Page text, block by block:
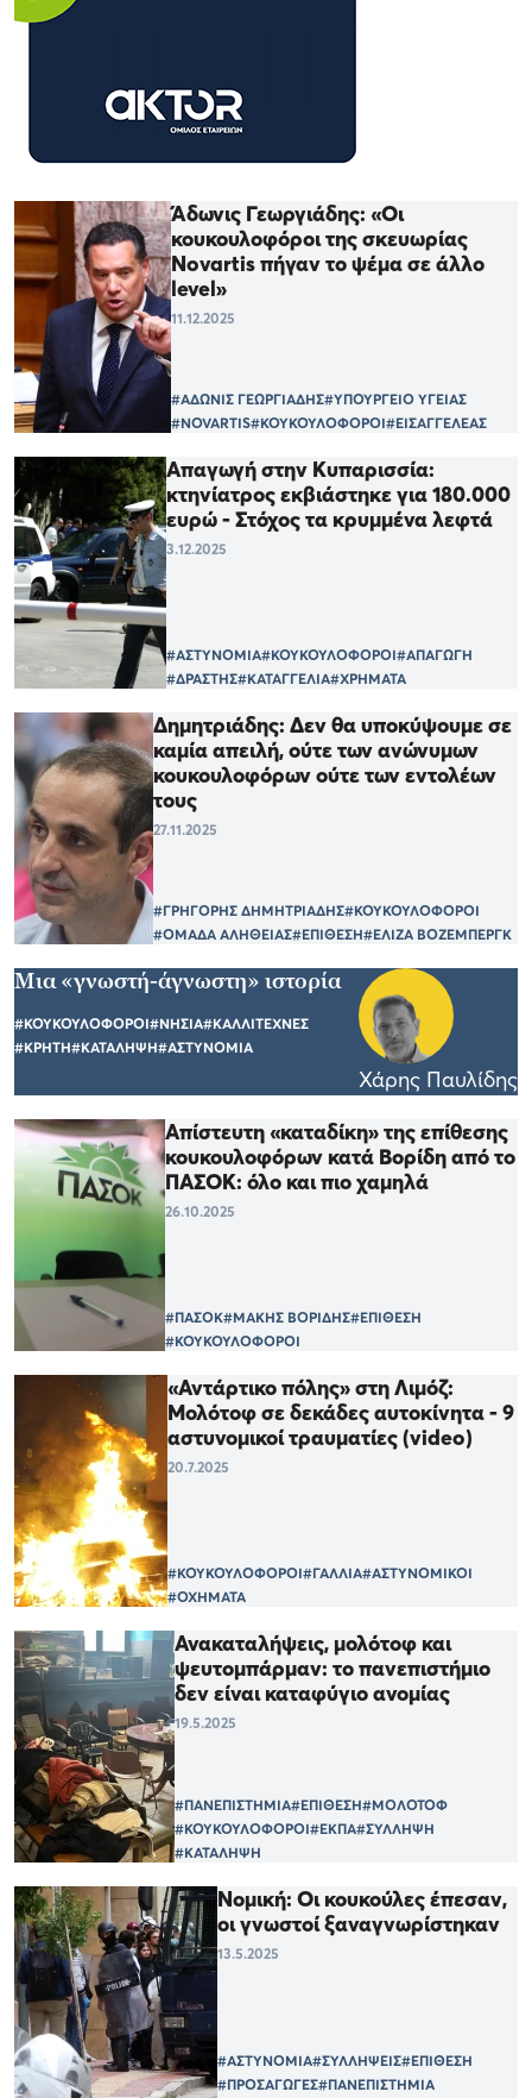
Άδωνις Γεωργιάδης: «Οι
κουκουλοφόροι της σκευωρίας
Novartis πήγαν το ψέμα σε άλλο
level»
11.12.2025
#ΑΔΩΝΙΣ ΓΕΩΡΓΙΑΔΗΣ#ΥΠΟΥΡΓΕΙΟ ΥΓΕΙΑΣ
#NOVARTIS#ΚΟΥΚΟΥΛΟΦΟΡΟΙ#ΕΙΣΑΓΓΕΛΕΑΣ
Απαγωγή στην Κυπαρισσία:
κτηνίατρος εκβιάστηκε για 180.000
ευρώ - Στόχος τα κρυμμένα λεφτά
3.12.2025
#ΑΣΤΥΝΟΜΙΑ#ΚΟΥΚΟΥΛΟΦΟΡΟΙ#ΑΠΑΓΩΓΗ
#ΔΡΑΣΤΗΣ#ΚΑΤΑΓΓΕΛΙΑ#ΧΡΗΜΑΤΑ
Δημητριάδης: Δεν θα υποκύψουμε σε
καμία απειλή, ούτε των ανώνυμων
κουκουλοφόρων ούτε των εντολέων
τους
27.11.2025
#ΓΡΗΓΟΡΗΣ ΔΗΜΗΤΡΙΑΔΗΣ#ΚΟΥΚΟΥΛΟΦΟΡΟΙ
#ΟΜΑΔΑ ΑΛΗΘΕΙΑΣ#ΕΠΙΘΕΣΗ#ΕΛΙΖΑ ΒΟΖΕΜΠΕΡΓΚ
Μια «γνωστή-άγνωστη» ιστορία
#ΚΟΥΚΟΥΛΟΦΟΡΟΙ#ΝΗΣΙΑ#ΚΑΛΛΙΤΕΧΝΕΣ
#ΚΡΗΤΗ#ΚΑΤΑΛΗΨΗ#ΑΣΤΥΝΟΜΙΑ
Χάρης Παυλίδης
Απίστευτη «καταδίκη» της επίθεσης
κουκουλοφόρων κατά Βορίδη από το
ΠΑΣΟΚ: όλο και πιο χαμηλά
26.10.2025
#ΠΑΣΟΚ#ΜΑΚΗΣ ΒΟΡΙΔΗΣ#ΕΠΙΘΕΣΗ
#ΚΟΥΚΟΥΛΟΦΟΡΟΙ
«Αντάρτικο πόλης» στη Λιμόζ:
Mολότοφ σε δεκάδες αυτοκίνητα - 9
αστυνομικοί τραυματίες (video)
20.7.2025
#ΚΟΥΚΟΥΛΟΦΟΡΟΙ#ΓΑΛΛΙΑ#ΑΣΤΥΝΟΜΙΚΟΙ
#ΟΧΗΜΑΤΑ
Ανακαταλήψεις, μολότοφ και
ψευτομπάρμαν: το πανεπιστήμιο
δεν είναι καταφύγιο ανομίας
19.5.2025
#ΠΑΝΕΠΙΣΤΗΜΙΑ#ΕΠΙΘΕΣΗ#ΜΟΛΟΤΟΦ
#ΚΟΥΚΟΥΛΟΦΟΡΟΙ#ΕΚΠΑ#ΣΥΛΛΗΨΗ
#ΚΑΤΑΛΗΨΗ
Νομική: Οι κουκούλες έπεσαν,
οι γνωστοί ξαναγνωρίστηκαν
13.5.2025
#ΑΣΤΥΝΟΜΙΑ#ΣΥΛΛΗΨΕΙΣ#ΕΠΙΘΕΣΗ
#ΠΡΟΣΑΓΩΓΕΣ#ΠΑΝΕΠΙΣΤΗΜΙΑ